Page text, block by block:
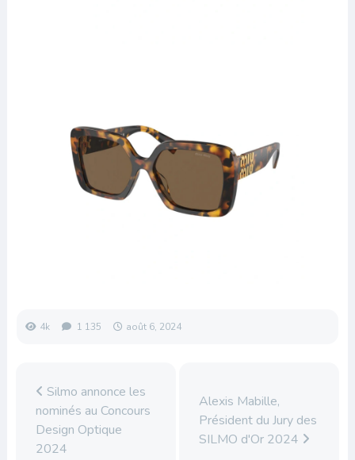
4k 1 135 août 6, 2024
Silmo annonce les
nominés au Concours
Design Optique
2024
Alexis Mabille,
Président du Jury des
SILMO d'Or 2024